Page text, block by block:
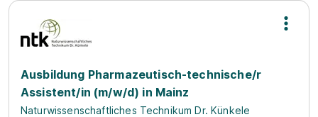
Ausbildung Pharmazeutisch-technische/r
Assistent/in (m/w/d) in Mainz
Naturwissenschaftliches Technikum Dr. Künkele